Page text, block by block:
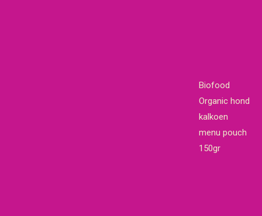
Biofood
Organic hond
kalkoen
menu pouch
150gr